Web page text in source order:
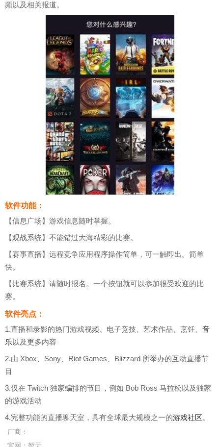
频以及相关报道。
软件功能：
【信息广场】游戏信息随时掌握。
【观战系统】不能错过大海精彩的比赛。
【赛事直播】远程竞争应用程序操作简单，可一触即出。简单
快。
【比赛系统】请随时报名。一个按钮就可以参加很受欢迎的比
赛。
软件亮点：
1.直播和录影的热门游戏视频、电子竞技、艺术作品、烹饪、 音
乐以及更多内容
2.由 Xbox、Sony、Riot Games、Blizzard 所举办的互动直播节
目
3.仅在 Twitch 独家编排的节目，例如 Bob Ross 马拉松以及独家
的游戏活动
4.完整功能的直播聊天室，具有全球最大规模之一的游戏社区。
厂商：